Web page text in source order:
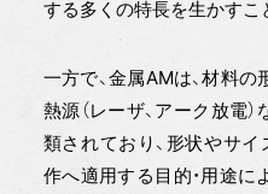
する多くの特長を生かすこ
一方で、金属AMは、材料の
熱源（レーザ、アーク放電
類されており、形状やサイ
作へ適用する目的・用途